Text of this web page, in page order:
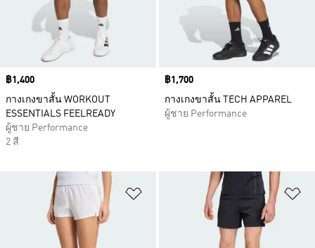
Price
฿1,400
กางเกงขาสั้น WORKOUT
ESSENTIALS FEELREADY
ผู้ชาย Performance
2 สี
Price
฿1,700
กางเกงขาสั้น TECH APPAREL
ผู้ชาย Performance
เพิ่มไปยังรายการสินค้าโปรด